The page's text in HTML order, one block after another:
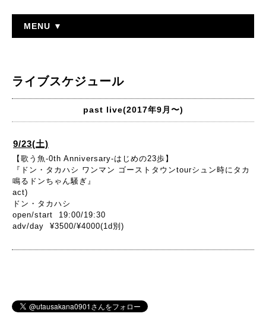
MENU ▼
ライブスケジュール
past live(2017年9月〜)
9/23(土)
【歌う魚-0th Anniversary-はじめの23歩】
『ドン・タカハシ ワンマン ゴーストタウンtourシュン時にタカ
鳴るドンちゃん騒ぎ』
act)
ドン・タカハシ
open/start 19:00/19:30
adv/day ¥3500/¥4000(1d別)